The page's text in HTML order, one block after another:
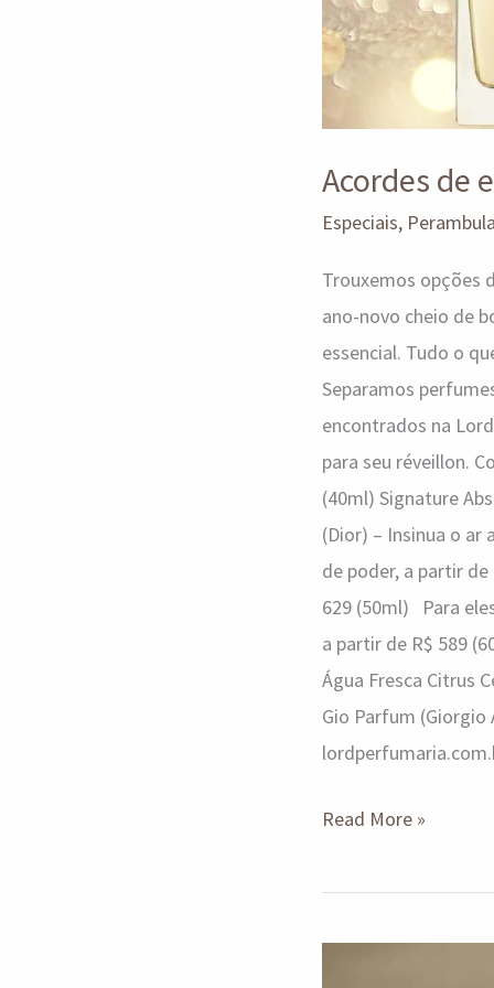
Acordes de
Especiais,
Trouxemos opções
ano-novo cheio de
essencial. Tudo o
Separamos
encontrados na
para seu réveillon.
(40ml) Signature
(Dior) – Insinua o ar
de poder, a partir
629 (50ml) Para
a partir de R$ 589
Água Fresca Citrus
Gio Parfum (Giorgio
Read More »